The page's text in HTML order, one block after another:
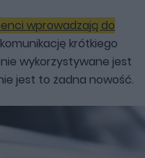
wprowadzają do
krótkiego
wykorzystywane jest
jest to żadna nowość.